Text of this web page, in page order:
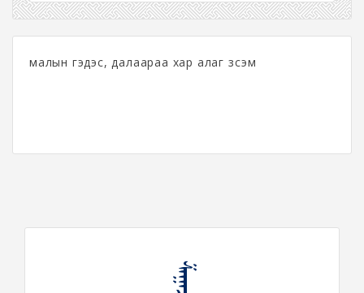
малын гэдэс, далаараа хар алаг зүсэм